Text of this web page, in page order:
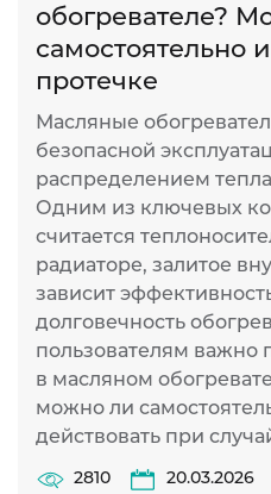
обогревателе?
самостоятельно
протечке
Масляные
безопасной
распределением
Одним из ключевых
считается
радиаторе, залитое
зависит
долговечность
пользователям важно
в масляном
можно ли
действовать при
2810 20.03.2026